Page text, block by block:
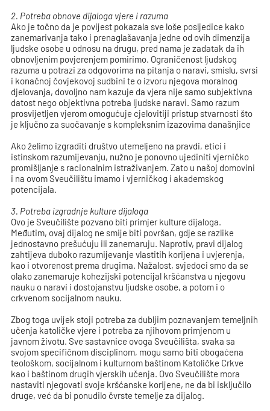
2. Potreba obnove dijaloga vjere i razuma
Ako je točno da je povijest pokazala sve loše posljedice kako
zanemarivanja tako i prenaglašavanja jedne od ovih dimenzija
ljudske osobe u odnosu na drugu, pred nama je zadatak da ih
obnovljenim povjerenjem pomirimo. Ograničenost ljudskog
razuma u potrazi za odgovorima na pitanja o naravi, smislu, svrsi
i konačnoj čovjekovoj sudbini te o izvoru njegova moralnog
djelovanja, dovoljno nam kazuje da vjera nije samo subjektivna
datost nego objektivna potreba ljudske naravi. Samo razum
prosvijetljen vjerom omogućuje cjelovitiji pristup stvarnosti što
je ključno za suočavanje s kompleksnim izazovima današnjice
Ako želimo izgraditi društvo utemeljeno na pravdi, etici i
istinskom razumijevanju, nužno je ponovno ujediniti vjerničko
promišljanje s racionalnim istraživanjem. Zato u našoj domovini
i na ovom Sveučilištu imamo i vjerničkog i akademskog
potencijala.
3. Potreba izgradnje kulture dijaloga
Ovo je Sveučilište pozvano biti primjer kulture dijaloga.
Međutim, ovaj dijalog ne smije biti površan, gdje se razlike
jednostavno prešućuju ili zanemaruju. Naprotiv, pravi dijalog
zahtijeva duboko razumijevanje vlastitih korijena i uvjerenja,
kao i otvorenost prema drugima. Nažalost, svjedoci smo da se
olako zanemaruje kohezijski potencijal kršćanstva u njegovu
nauku o naravi i dostojanstvu ljudske osobe, a potom i o
crkvenom socijalnom nauku.
Zbog toga uvijek stoji potreba za dubljim poznavanjem temeljnih
učenja katoličke vjere i potreba za njihovom primjenom u
javnom životu. Sve sastavnice ovoga Sveučilišta, svaka sa
svojom specifičnom disciplinom, mogu samo biti obogaćena
teološkom, socijalnom i kulturnom baštinom Katoličke Crkve
kao i baštinom drugih vjerskih učenja. Ovo Sveučilište mora
nastaviti njegovati svoje kršćanske korijene, ne da bi isključilo
druge, već da bi ponudilo čvrste temelje za dijalog.